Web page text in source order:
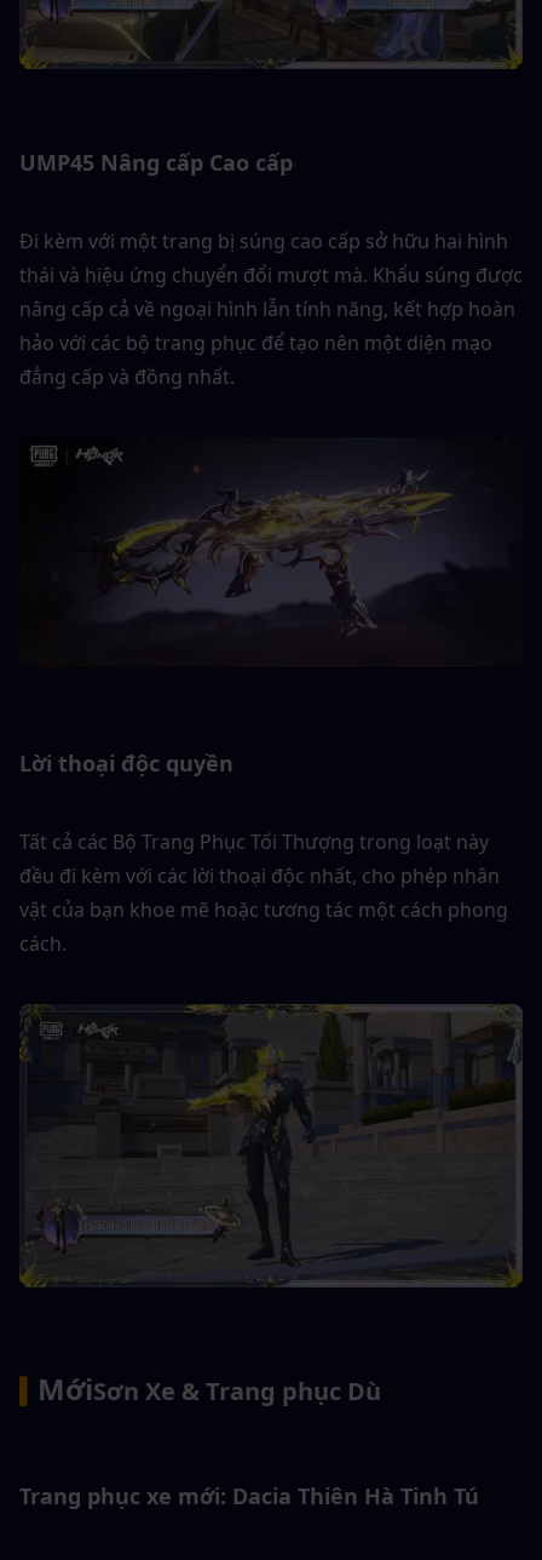
UMP45 Nâng cấp Cao cấp
Đi kèm với một trang bị súng cao cấp sở hữu hai hình
thái và hiệu ứng chuyển đổi mượt mà. Khẩu súng được
nâng cấp cả về ngoại hình lẫn tính năng, kết hợp hoàn
hảo với các bộ trang phục để tạo nên một diện mạo
đẳng cấp và đồng nhất.
Lời thoại độc quyền
Tất cả các Bộ Trang Phục Tối Thượng trong loạt này
đều đi kèm với các lời thoại độc nhất, cho phép nhân
vật của bạn khoe mẽ hoặc tương tác một cách phong
cách.
MớiSơn Xe & Trang phục Dù
Trang phục xe mới: Dacia Thiên Hà Tinh Tú